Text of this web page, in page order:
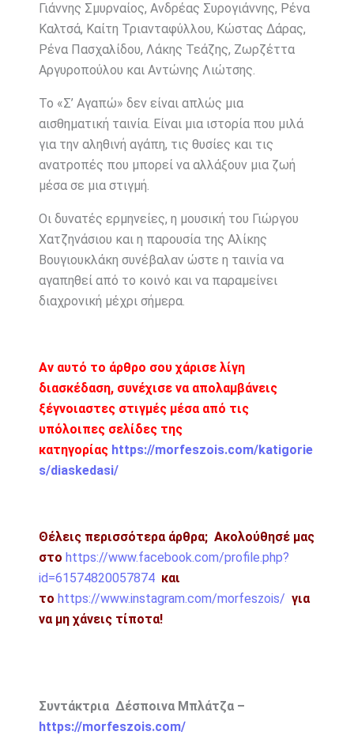
Γιάννης Σμυρναίος, Ανδρέας Συρογιάννης, Ρένα
Καλτσά, Καίτη Τριανταφύλλου, Κώστας Δάρας,
Ρένα Πασχαλίδου, Λάκης Τεάζης, Ζωρζέττα
Αργυροπούλου και Αντώνης Λιώτσης.
Το «Σ’ Αγαπώ» δεν είναι απλώς μια
αισθηματική ταινία. Είναι μια ιστορία που μιλά
για την αληθινή αγάπη, τις θυσίες και τις
ανατροπές που μπορεί να αλλάξουν μια ζωή
μέσα σε μια στιγμή.
Οι δυνατές ερμηνείες, η μουσική του Γιώργου
Χατζηνάσιου και η παρουσία της Αλίκης
Βουγιουκλάκη συνέβαλαν ώστε η ταινία να
αγαπηθεί από το κοινό και να παραμείνει
διαχρονική μέχρι σήμερα.
Αν αυτό το άρθρο σου χάρισε λίγη
διασκέδαση, συνέχισε να απολαμβάνεις
ξέγνοιαστες στιγμές μέσα από τις
υπόλοιπες σελίδες της
κατηγορίας https://morfeszois.com/katigorie
s/diaskedasi/
Θέλεις περισσότερα άρθρα; Ακολούθησέ μας
στο https://www.facebook.com/profile.php?
id=61574820057874 και
το https://www.instagram.com/morfeszois/ για
να μη χάνεις τίποτα!
Συντάκτρια Δέσποινα Μπλάτζα –
https://morfeszois.com/